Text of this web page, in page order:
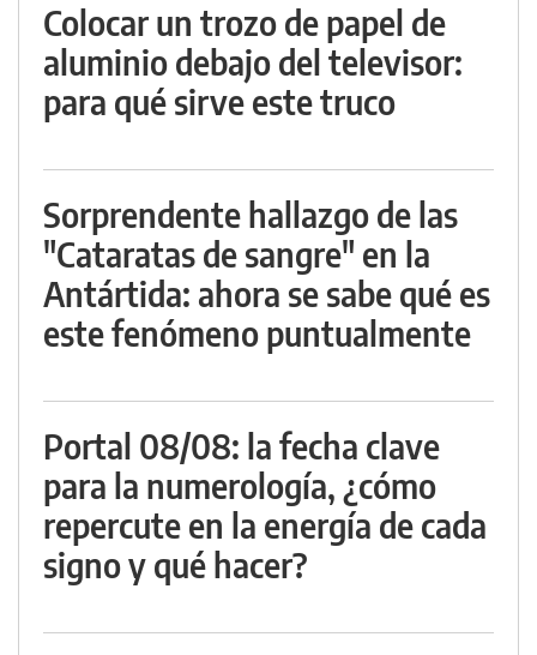
Colocar un trozo de papel de
aluminio debajo del televisor:
para qué sirve este truco
Sorprendente hallazgo de las
"Cataratas de sangre" en la
Antártida: ahora se sabe qué es
este fenómeno puntualmente
Portal 08/08: la fecha clave
para la numerología, ¿cómo
repercute en la energía de cada
signo y qué hacer?